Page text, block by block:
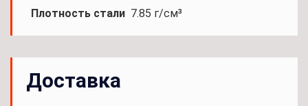
Плотность стали 7.85 г/см³
Доставка